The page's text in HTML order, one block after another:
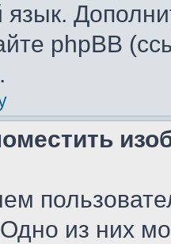
язык.
phpBB
из них